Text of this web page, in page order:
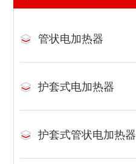
管状电加热器
护套式电加热器
护套式管状电加热器